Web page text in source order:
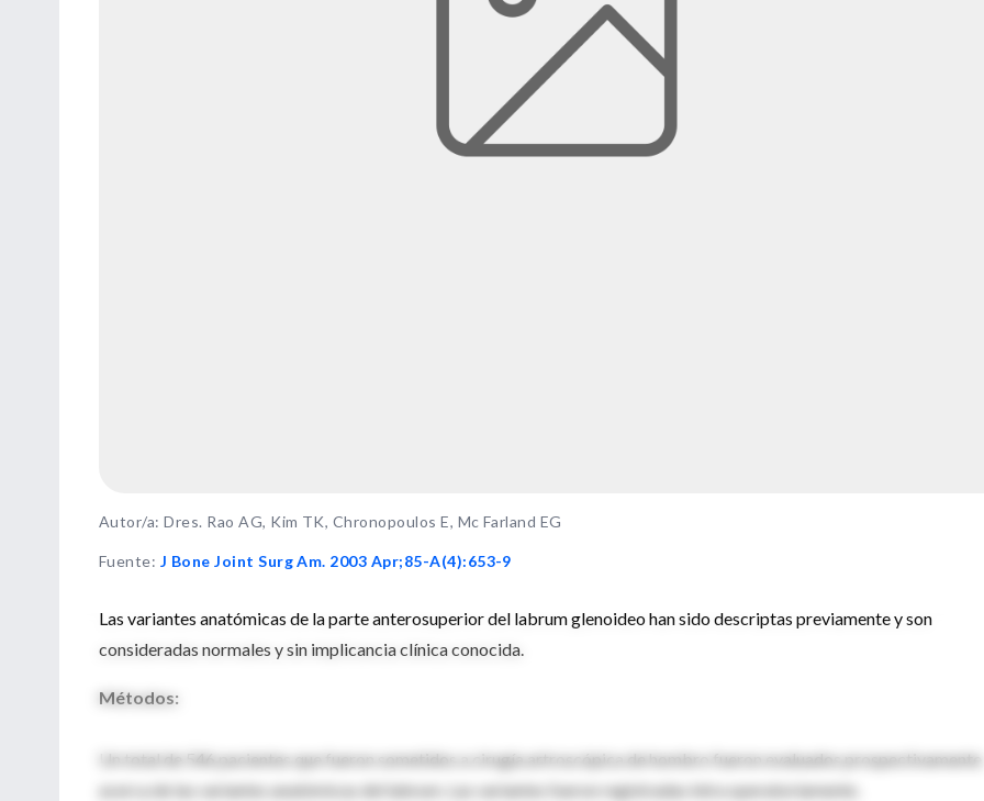
Autor/a: Dres. Rao AG, Kim TK, Chronopoulos E, Mc Farland EG
Fuente: J Bone Joint Surg Am. 2003 Apr;85-A(4):653-9
Las variantes anatómicas de la parte anterosuperior del labrum glenoideo han sido descriptas previamente y son
consideradas normales y sin implicancia clínica conocida.
Métodos:
Un total de 546 pacientes que fueron sometidos a cirugía artroscópica de hombro fueron evaluados prospectivamente
acerca de las variantes anatómicas del labrum. Las variantes fueron registradas intra operatoriamente.